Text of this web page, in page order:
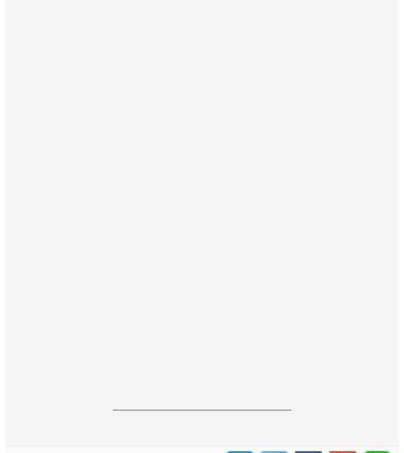
------------------------------------------------------------------